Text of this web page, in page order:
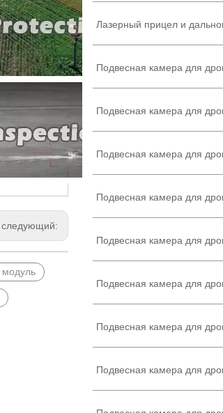
следующий:
Лазерный прицел и
Подвесная камера для
Подвесная камера для
Подвесная камера для
Подвесная камера для
Подвесная камера для
Подвесная камера для
Подвесная камера для
Подвесная камера для